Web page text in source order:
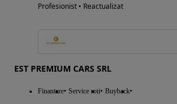
Profesionist • Reactualizat
EST PREMIUM CARS SRL
Finantare Service roti Buyback